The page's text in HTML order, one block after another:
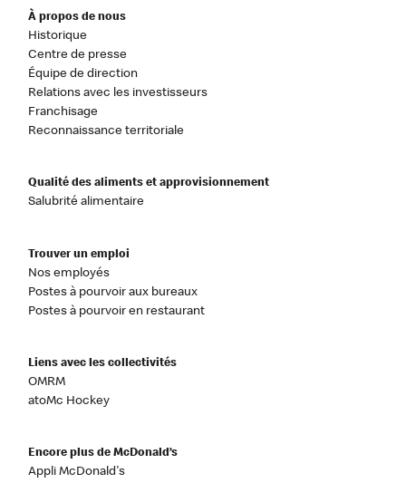
À propos de nous
Historique
Centre de presse
Équipe de direction
Relations avec les investisseurs
Franchisage
Reconnaissance territoriale
Qualité des aliments et approvisionnement
Salubrité alimentaire
Trouver un emploi
Nos employés
Postes à pourvoir aux bureaux
Postes à pourvoir en restaurant
Liens avec les collectivités
OMRM
atoMc Hockey
Encore plus de McDonald’s
Appli McDonald's